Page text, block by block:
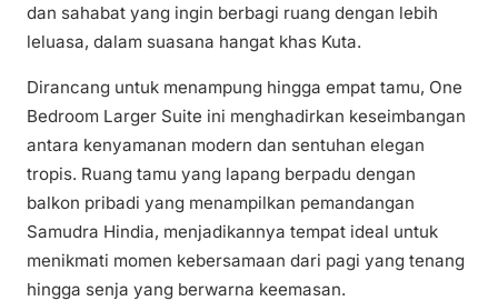
dan sahabat yang ingin berbagi ruang dengan lebih
leluasa, dalam suasana hangat khas Kuta.
Dirancang untuk menampung hingga empat tamu, One
Bedroom Larger Suite ini menghadirkan keseimbangan
antara kenyamanan modern dan sentuhan elegan
tropis. Ruang tamu yang lapang berpadu dengan
balkon pribadi yang menampilkan pemandangan
Samudra Hindia, menjadikannya tempat ideal untuk
menikmati momen kebersamaan dari pagi yang tenang
hingga senja yang berwarna keemasan.